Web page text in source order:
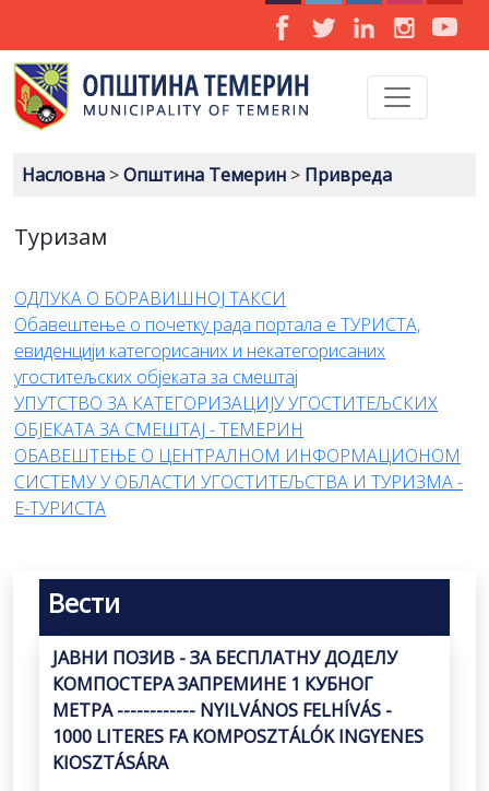
Насловна >Општина Темерин > Привреда
Туризам
ОДЛУКА О БОРАВИШНОЈ ТАКСИ
Обавештење о почетку рада портала е ТУРИСТА,
евиденцији категорисаних и некатегорисаних
угоститељских објеката за смештај
УПУТСТВО ЗА КАТЕГОРИЗАЦИЈУ УГОСТИТЕЉСКИХ
ОБЈЕКАТА ЗА СМЕШТАЈ - ТЕМЕРИН
ОБАВЕШТЕЊЕ О ЦЕНТРАЛНОМ ИНФОРМАЦИОНОМ
СИСТЕМУ У ОБЛАСТИ УГОСТИТЕЉСТВА И ТУРИЗМА -
Е-ТУРИСТА
Вести
ЈАВНИ ПОЗИВ - ЗА БЕСПЛАТНУ ДОДЕЛУ
КОМПОСТЕРА ЗАПРЕМИНЕ 1 КУБНОГ
МЕТРА ------------ NYILVÁNOS FELHÍVÁS -
1000 LITERES FA KOMPOSZTÁLÓK INGYENES
KIOSZTÁSÁRA